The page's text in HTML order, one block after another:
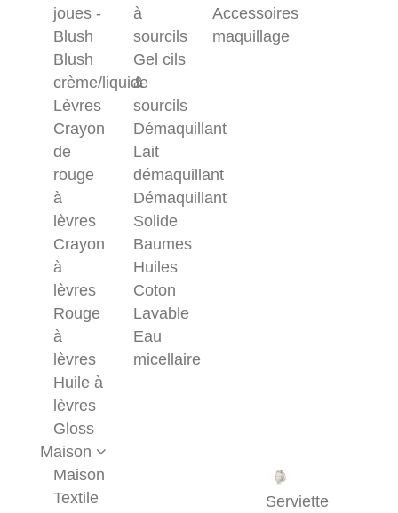
joues -
Blush
Blush
crème/liquide
Lèvres
Crayon
de
rouge
à
lèvres
Crayon
à
lèvres
Rouge
à
lèvres
Huile à
lèvres
Gloss
à
sourcils
Gel cils
&
sourcils
Démaquillant
Lait
démaquillant
Démaquillant
Solide
Baumes
Huiles
Coton
Lavable
Eau
micellaire
Accessoires
maquillage
Maison
Maison
Textile
Serviette